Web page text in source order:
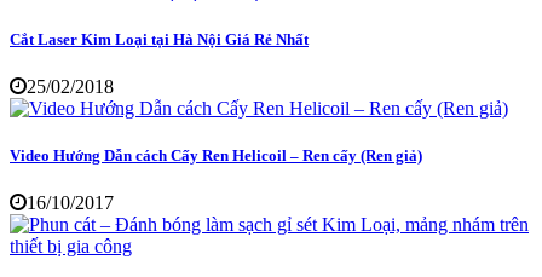
Cắt Laser Kim Loại tại Hà Nội Giá Rẻ Nhất
25/02/2018
Video Hướng Dẫn cách Cấy Ren Helicoil – Ren cấy (Ren giả)
16/10/2017